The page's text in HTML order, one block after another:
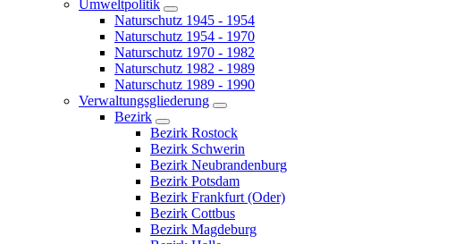
Umweltpolitik
Naturschutz 1945 - 1954
Naturschutz 1954 - 1970
Naturschutz 1970 - 1982
Naturschutz 1982 - 1989
Naturschutz 1989 - 1990
Verwaltungsgliederung
Bezirk
Bezirk Rostock
Bezirk Schwerin
Bezirk Neubrandenburg
Bezirk Potsdam
Bezirk Frankfurt (Oder)
Bezirk Cottbus
Bezirk Magdeburg